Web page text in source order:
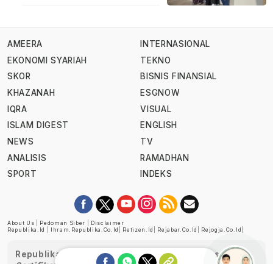
AMEERA
EKONOMI SYARIAH
SKOR
KHAZANAH
IQRA
ISLAM DIGEST
NEWS
ANALISIS
SPORT
INTERNASIONAL
TEKNO
BISNIS FINANSIAL
ESGNOW
VISUAL
ENGLISH
TV
RAMADHAN
INDEKS
About Us Pedoman Siber
Disclaimer
Republika.id
Ihram.republika.co.id Retizen.id Rejabar.co.id Rejogja.co.id
Republika telah diverifikasi oleh Dewan Pers